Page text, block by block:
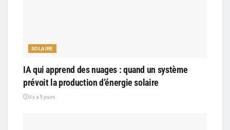
SOLAIRE
IA qui apprend des nuages : quand un système
prévoit la production d’énergie solaire
il y a 5 jours